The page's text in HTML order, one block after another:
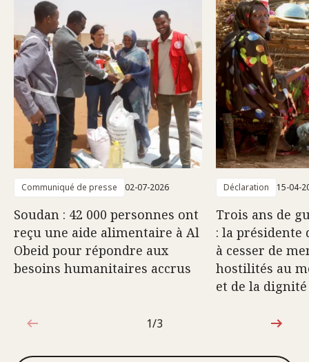
Communiqué de presse 02-07-2026
Soudan : 42 000 personnes ont
reçu une aide alimentaire à Al
Obeid pour répondre aux
besoins humanitaires accrus
Déclaration 15-04-
Trois ans de
: la présidente
à cesser de
hostilités au
et de la
1sur3
1/3